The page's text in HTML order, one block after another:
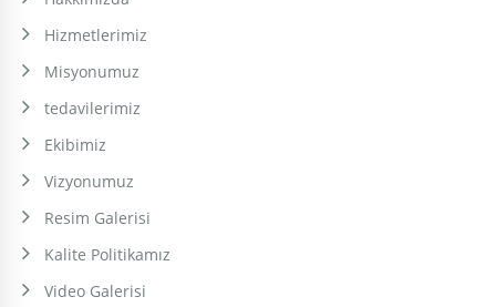
Hizmetlerimiz
Misyonumuz
tedavilerimiz
Ekibimiz
Vizyonumuz
Resim Galerisi
Kalite Politikamız
Video Galerisi